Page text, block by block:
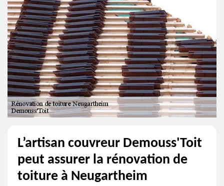
L’artisan couvreur Demouss'Toit
peut assurer la rénovation de
toiture à Neugartheim